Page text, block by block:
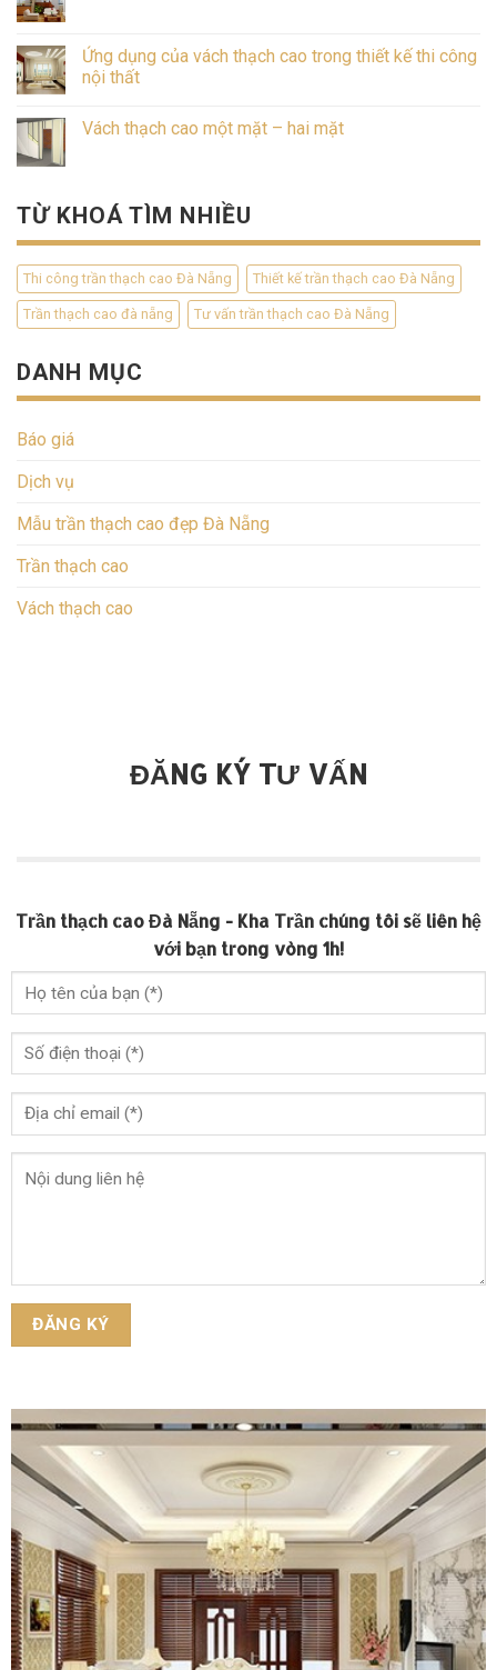
Ứng dụng của vách thạch cao trong thiết kế thi công
nội thất
Vách thạch cao một mặt – hai mặt
TỪ KHOÁ TÌM NHIỀU
Thi công trần thạch cao Đà Nẵng Thiết kế trần thạch cao Đà Nẵng
Trần thạch cao đà nẵng Tư vấn trần thạch cao Đà Nẵng
DANH MỤC
Báo giá
Dịch vụ
Mẫu trần thạch cao đẹp Đà Nẵng
Trần thạch cao
Vách thạch cao
ĐĂNG KÝ TƯ VẤN
Trần thạch cao Đà Nẵng - Kha Trần chúng tôi sẽ liên hệ
với bạn trong vòng 1h!